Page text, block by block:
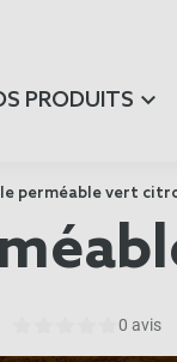
PRODUITS
perméable vert
0 avis